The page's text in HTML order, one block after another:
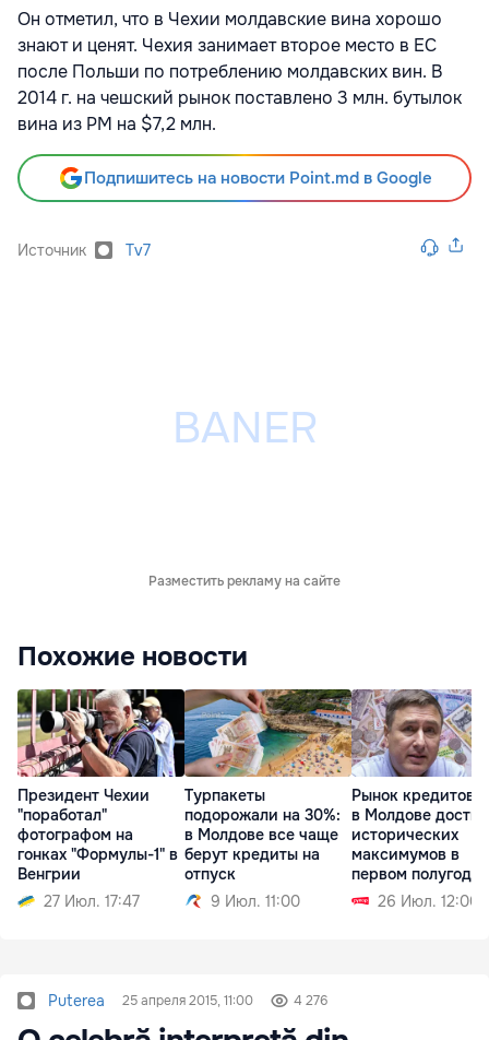
Он отметил, что в Чехии молдавские вина хорошо
знают и ценят. Чехия занимает второе место в ЕС
после Польши по потреблению молдавских вин. В
2014 г. на чешский рынок поставлено 3 млн. бутылок
вина из РМ на $7,2 млн.
Подпишитесь на новости Point.md в Google
Источник Tv7
Разместить рекламу на сайте
Похожие новости
Президент Чехии
"поработал"
фотографом на
гонках "Формулы-1" в
Венгрии
27 Июл. 17:47
Турпакеты
подорожали на 30%:
в Молдове все чаще
берут кредиты на
отпуск
9 Июл. 11:00
Рынок
в Молдове достиг
исторических
максимумов в
первом
26 Июл. 12:00
Puterea 25 апреля 2015, 11:00 4 276